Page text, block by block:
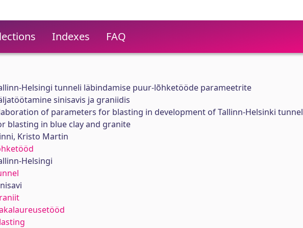
Indexes FAQ
Helsingi tunneli läbindamise puur-lõhketööde parameetrite
sinisavis ja graniidis
of parameters for blasting in development of Tallinn-Helsinki tunnel
blasting in blue clay and granite
Kristo Martin
Helsingi